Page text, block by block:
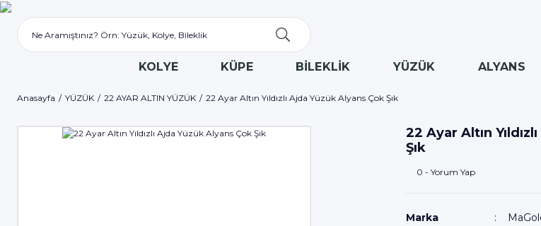
KOLYE KÜPE BİLEKLİK YÜZÜK ALYANS
Anasayfa YÜZÜK 22 AYAR ALTIN YÜZÜK 22 Ayar Altın Yıldızlı Ajda Yüzük Alyans Çok Şık
22 Ayar Altın
Şık
0 - Yorum Yap
Marka